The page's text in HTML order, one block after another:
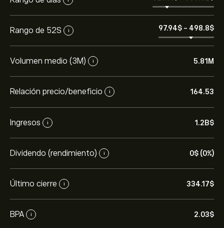
Rango de 52S i 97.94‎$‎ - 498.8‎$‎
Volumen medio (3M) i 5.81M
Relación precio/beneficio i 164.53
Ingresos i 1.2B‎$‎
Dividendo (rendimiento) i 0‎$‎ (0%)
Último cierre i 334.17‎$‎
BPA i 2.03‎$‎